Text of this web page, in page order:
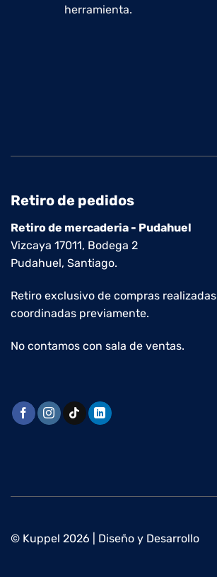
herramienta.
Retiro de pedidos
Retiro de mercaderia - Pudahuel
Vizcaya 17011, Bodega 2
Pudahuel, Santiago.
Retiro exclusivo de compras
coordinadas previamente.
No contamos con sala de ventas.
© Kuppel 2026 | Diseño y Desarrollo